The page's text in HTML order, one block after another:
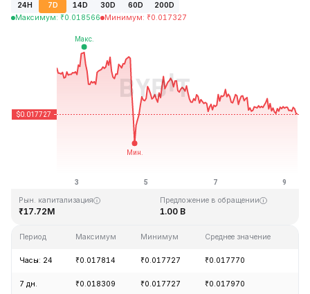
24H 7D 14D 30D 60D
200D
Максимум: ₹0.018566 Минимум: ₹0.017327
Последнее обновление: 09:02 GMT+0 2026-08-09
Рын. капитализация
₹17.72M
Предложение в обращении
1.00 B
Период Максимум Минимум Среднее значение
Часы: 24 ₹0.017814 ₹0.017727 ₹0.017770
7 дн. ₹0.018309 ₹0.017727 ₹0.017970